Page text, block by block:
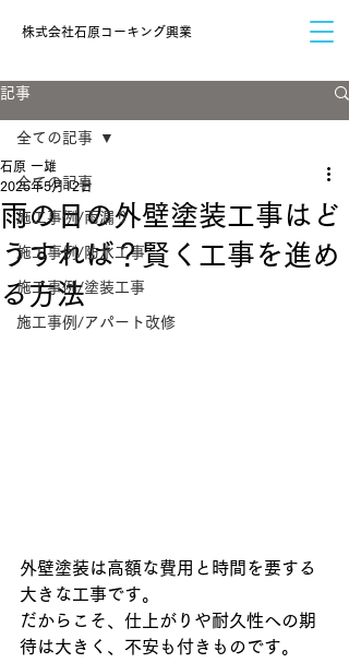
​株式会社石原コーキング興業
記事
全ての記事
施工事例/雨漏り
施工事例/防水工事
施工事例/塗装工事
施工事例/アパート改修
全ての記事
雨の日の外壁塗装工事はど
うすれば？賢く工事を進め
る方法
石原 一雄
2025年5月12日
外壁塗装は高額な費用と時間を要する
大きな工事です。
だからこそ、仕上がりや耐久性への期
待は大きく、不安も付きものです。